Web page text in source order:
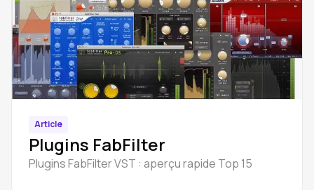
Article
Plugins FabFilter
Plugins FabFilter VST : aperçu rapide Top 15